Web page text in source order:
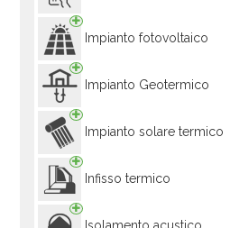
Impianto fotovoltaico
Impianto Geotermico
Impianto solare termico
Infisso termico
Isolamento acustico